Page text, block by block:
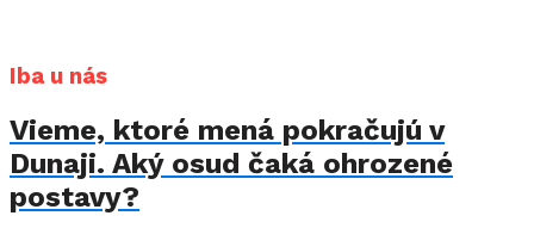
Iba u nás
Vieme, ktoré mená pokračujú v
Dunaji. Aký osud čaká ohrozené
postavy?